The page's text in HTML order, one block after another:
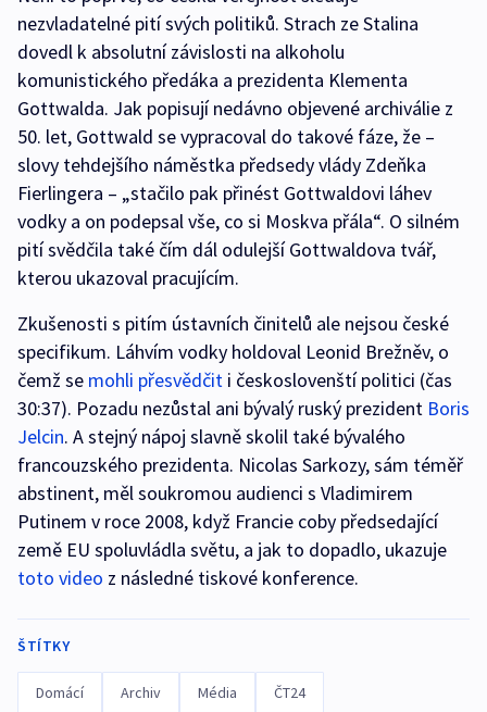
nezvladatelné pití svých politiků. Strach ze Stalina
dovedl k absolutní závislosti na alkoholu
komunistického předáka a prezidenta Klementa
Gottwalda. Jak popisují nedávno objevené archiválie z
50. let, Gottwald se vypracoval do takové fáze, že –
slovy tehdejšího náměstka předsedy vlády Zdeňka
Fierlingera – „stačilo pak přinést Gottwaldovi láhev
vodky a on podepsal vše, co si Moskva přála“. O silném
pití svědčila také čím dál odulejší Gottwaldova tvář,
kterou ukazoval pracujícím.
Zkušenosti s pitím ústavních činitelů ale nejsou české
specifikum. Láhvím vodky holdoval Leonid Brežněv, o
čemž se mohli přesvědčit i českoslovenští politici (čas
30:37). Pozadu nezůstal ani bývalý ruský prezident Boris
Jelcin. A stejný nápoj slavně skolil také bývalého
francouzského prezidenta. Nicolas Sarkozy, sám téměř
abstinent, měl soukromou audienci s Vladimirem
Putinem v roce 2008, když Francie coby předsedající
země EU spoluvládla světu, a jak to dopadlo, ukazuje
toto video z následné tiskové konference.
ŠTÍTKY
Domácí Archiv Média ČT24